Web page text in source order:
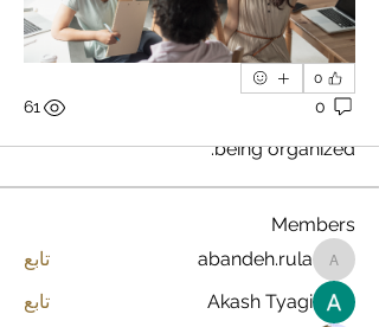
0
0
61
نبذة
These groups of work are currently
being organized.
Members
abandeh.rula
abandeh.rula
تابع
Akash Tyagi
تابع